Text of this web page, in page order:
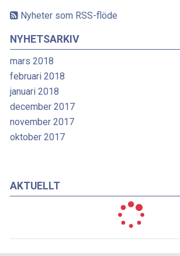
Nyheter som RSS-flöde
NYHETSARKIV
mars 2018
februari 2018
januari 2018
december 2017
november 2017
oktober 2017
AKTUELLT